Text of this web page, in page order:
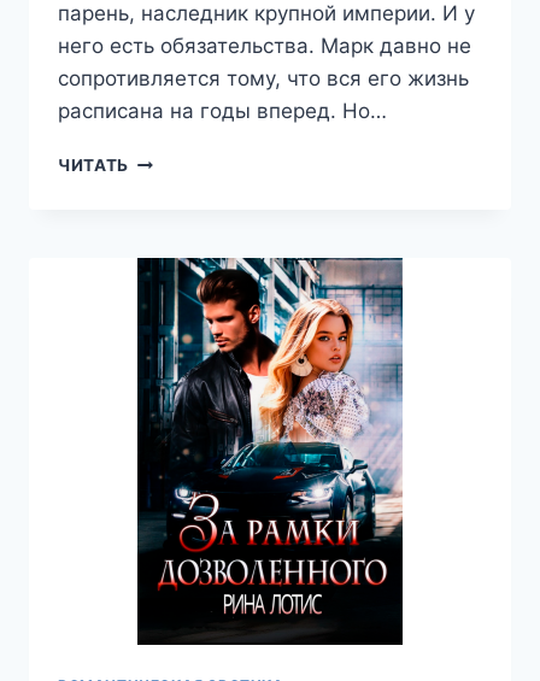
парень, наследник крупной империи. И у
него есть обязательства. Марк давно не
сопротивляется тому, что вся его жизнь
расписана на годы вперед. Но…
ЧИТАТЬ ЕГО
НОСКОВА